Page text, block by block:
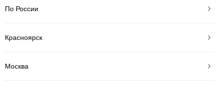
По России
Красноярск
Москва